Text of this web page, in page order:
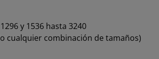
y 1536 hasta 3240
cualquier combinación de tamaños)